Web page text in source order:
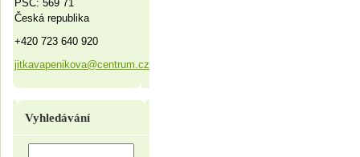
PSČ: 569 71
Česká republika
+420 723 640 920
jitkavapenikova@centrum.cz
Vyhledávání